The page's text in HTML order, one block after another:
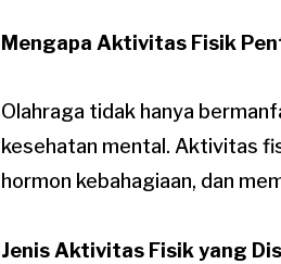
Mengapa Aktivitas Fisik
Olahraga tidak hanya
kesehatan mental. Aktivitas
hormon kebahagiaan, dan
Jenis Aktivitas Fisik yang